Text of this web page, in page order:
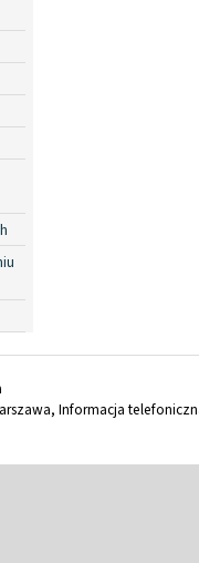
Informacja